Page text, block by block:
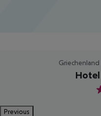
Griechenland
Hotel
3
Previous